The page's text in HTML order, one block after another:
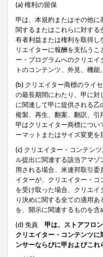
(a) 権利の留保
甲は、本規約またはその他に
関するまたはこれらに対す
有者利益または権利を取得
リエイターに報酬を支払う
ー・プログラムへのクリエ
トのコンテンツ、外見、機
(b) クリエイター商標のライ
の最長期間にわたり、甲に
に関連して甲に提供される
複製、再生、翻案、翻訳、
甲はクリエイター商標につ
ーマットまたはサイズ変更を
(c) クリエイター・コンテン
ル提出に関連する該当アマ
用される場合、米連邦取引
イターが、クリエイター・
を受け取った場合、クリエ
り決めに関する全ての適用
を、開示に関連するものを含
(d) 免責 甲は、ストアフロ
クリエイター・コンテンツ
ンサーならびに甲およびこ